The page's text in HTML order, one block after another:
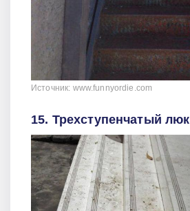
Источник: www.funnyordie.com
15. Трехступенчатый люк